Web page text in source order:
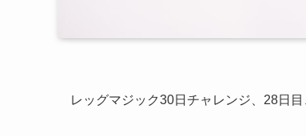
レッグマジック30日チャレンジ、28日目